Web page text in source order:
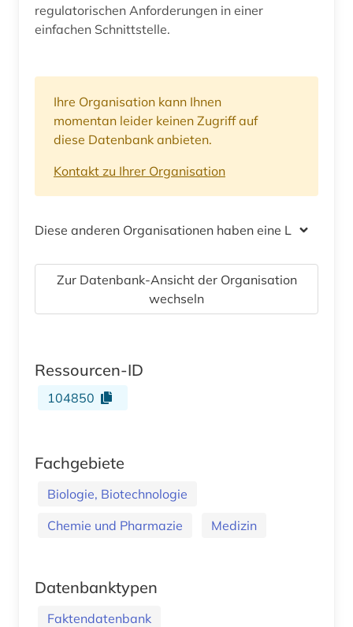
regulatorischen Anforderungen in einer
einfachen Schnittstelle.
Ihre Organisation kann Ihnen
momentan leider keinen Zugriff auf
diese Datenbank anbieten.
Kontakt zu Ihrer Organisation
Diese anderen Organisationen haben eine Lizenz
Zur Datenbank-Ansicht der Organisation
wechseln
Ressourcen-ID
104850
Fachgebiete
Biologie, Biotechnologie
Chemie und Pharmazie
Medizin
Datenbanktypen
Faktendatenbank